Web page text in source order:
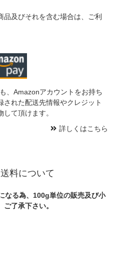
及びそれを含む場合は、ご利
、Amazonアカウントをお持ち
れた配送先情報やクレジット
て頂けます。
詳しくはこちら
料について
なる為、100g単位の販売及び小
了承下さい。